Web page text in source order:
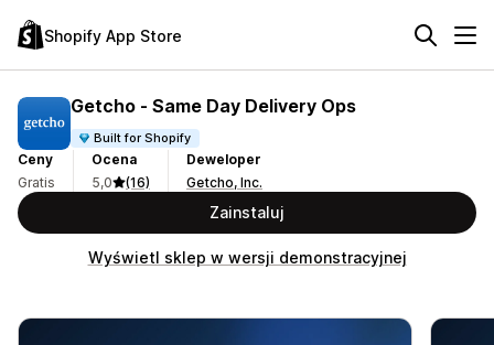
Shopify App Store
Getcho ‑ Same Day Delivery Ops
Built for Shopify
Ceny
Gratis
Ocena
5,0
(16)
Deweloper
Getcho, Inc.
Zainstaluj
Wyświetl sklep w wersji demonstracyjnej